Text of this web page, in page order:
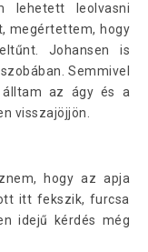
lehetett leolvasni
megértettem, hogy
Johansen is
Semmivel
álltam az ágy és a
visszajöjjön.
hogy az apja
itt fekszik, furcsa
idejű kérdés még